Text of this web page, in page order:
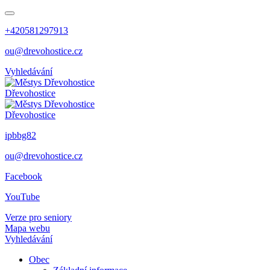
+420581297913
ou@drevohostice.cz
Vyhledávání
Dřevohostice
Dřevohostice
ipbbg82
ou@drevohostice.cz
Facebook
YouTube
Verze pro seniory
Mapa webu
Vyhledávání
Obec